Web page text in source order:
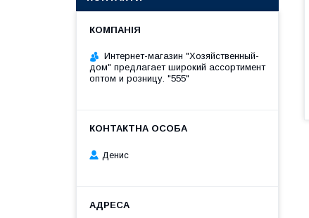
Интернет-магазин "Хозяйственный-
дом" предлагает широкий ассортимент
оптом и розницу. "555"
Денис